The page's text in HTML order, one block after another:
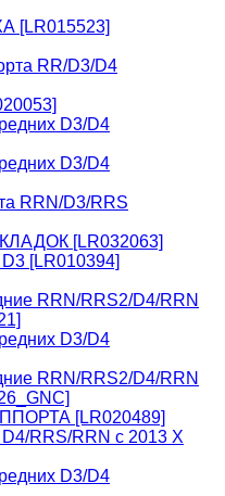
[LR015523]
RR/D3/D4
D3/D4
D3/D4
RRN/D3/RRS
[LR032063]
[LR010394]
RRN/RRS2/D4/RRN
D3/D4
RRN/RRS2/D4/RRN
[LR020489]
RRS/RRN с 2013 X
D3/D4